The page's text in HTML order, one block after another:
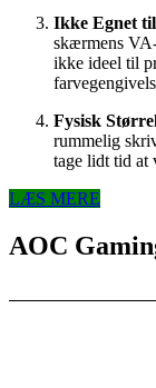
Ikke Egnet
skærmens
ikke ideel til
Fysisk
rummelig
tage lidt tid at
LÆS MERE
AOC